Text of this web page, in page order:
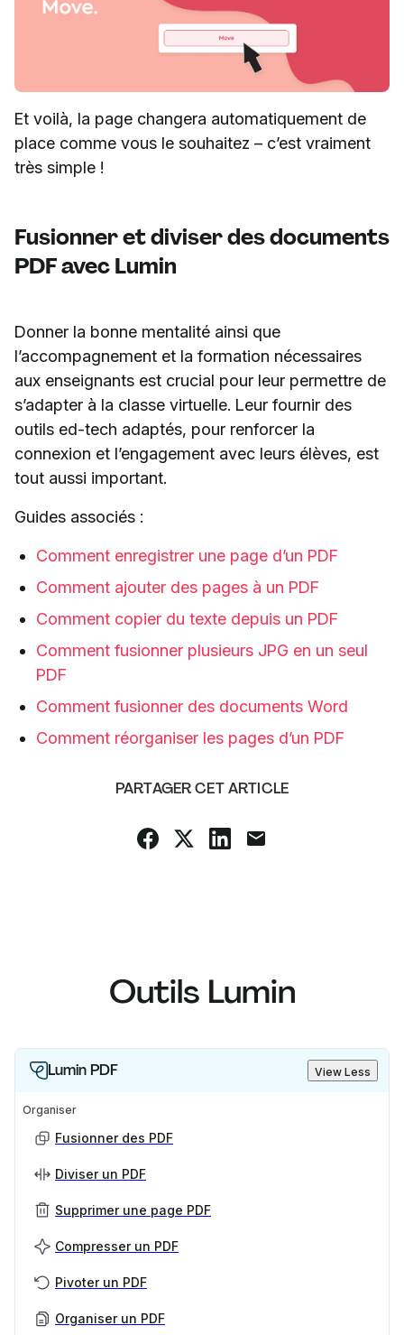
Et voilà, la page changera automatiquement de
place comme vous le souhaitez – c’est vraiment
très simple !
Fusionner et diviser des documents
PDF avec Lumin
Donner la bonne mentalité ainsi que
l’accompagnement et la formation nécessaires
aux enseignants est crucial pour leur permettre de
s’adapter à la classe virtuelle. Leur fournir des
outils ed-tech adaptés, pour renforcer la
connexion et l’engagement avec leurs élèves, est
tout aussi important.
Guides associés :
Comment enregistrer une page d’un PDF
Comment ajouter des pages à un PDF
Comment copier du texte depuis un PDF
Comment fusionner plusieurs JPG en un seul
PDF
Comment fusionner des documents Word
Comment réorganiser les pages d’un PDF
PARTAGER CET ARTICLE
Outils Lumin
Lumin PDF View Less
Organiser
Fusionner des PDF
Diviser un PDF
Supprimer une page PDF
Compresser un PDF
Pivoter un PDF
Organiser un PDF